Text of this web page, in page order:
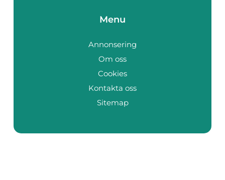
Menu
Annonsering
Om oss
Cookies
Kontakta oss
Sitemap